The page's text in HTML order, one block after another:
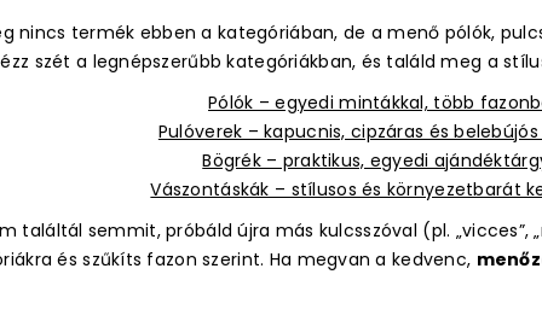
nincs termék ebben a kategóriában, de a menő pólók,
szét a legnépszerűbb kategóriákban, és találd meg a
Pólók – egyedi mintákkal, több
Pulóverek – kapucnis, cipzáras és
Bögrék – praktikus, egyedi
Vászontáskák – stílusos és környezetbarát
találtál semmit, próbáld újra más kulcsszóval (pl. „vicces”,
és szűkíts fazon szerint. Ha megvan a kedvenc,